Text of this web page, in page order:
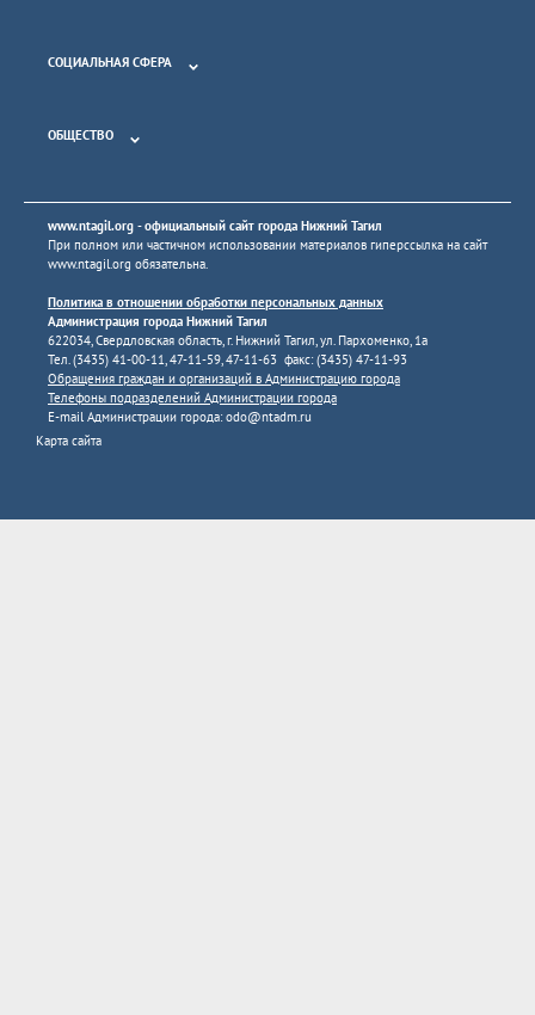
СОЦИАЛЬНАЯ СФЕРА
ОБЩЕСТВО
www.ntagil.org - официальный сайт города Нижний Тагил
При полном или частичном использовании материалов гиперссылка на сайт
www.ntagil.org обязательна.
Политика в отношении обработки персональных данных
Администрация города Нижний Тагил
622034, Свердловская область, г. Нижний Тагил, ул. Пархоменко, 1а
Тел. (3435) 41-00-11, 47-11-59, 47-11-63 факс: (3435) 47-11-93
Обращения граждан и организаций в Администрацию города
Телефоны подразделений Администрации города
E-mail Администрации города:odo@ntadm.ru
Карта сайта